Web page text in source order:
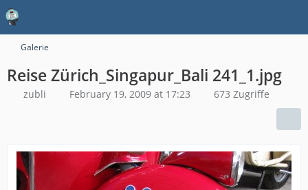
Galerie
Reise Zürich_Singapur_Bali 241_1.jpg
zubli February 19, 2009 at 17:23 673 Zugriffe